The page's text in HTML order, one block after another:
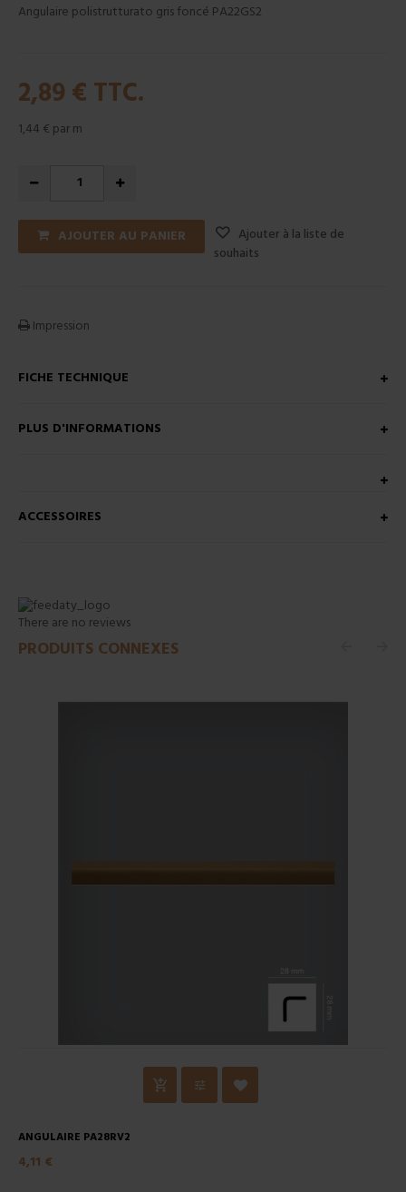
Angulaire polistrutturato gris foncé PA22GS2
2,89 € TTC.
1,44 € par m
AJOUTER AU PANIER
Ajouter à la liste de
souhaits
Impression
FICHE TECHNIQUE
PLUS D'INFORMATIONS
ACCESSOIRES
There are no reviews
PRODUITS CONNEXES
ANGULAIRE PA28RV2
4,11 €